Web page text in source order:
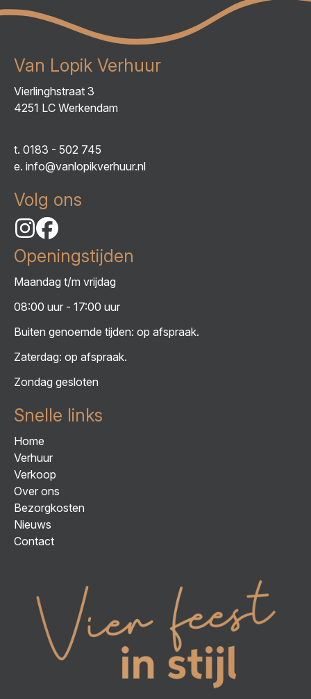
Van Lopik Verhuur
Vierlinghstraat 3
4251 LC Werkendam
t. 0183 - 502 745
e. info@vanlopikverhuur.nl
Volg ons
Openingstijden
Maandag t/m vrijdag
08:00 uur - 17:00 uur
Buiten genoemde tijden: op afspraak.
Zaterdag: op afspraak.
Zondag gesloten
Snelle links
Home
Verhuur
Verkoop
Over ons
Bezorgkosten
Nieuws
Contact